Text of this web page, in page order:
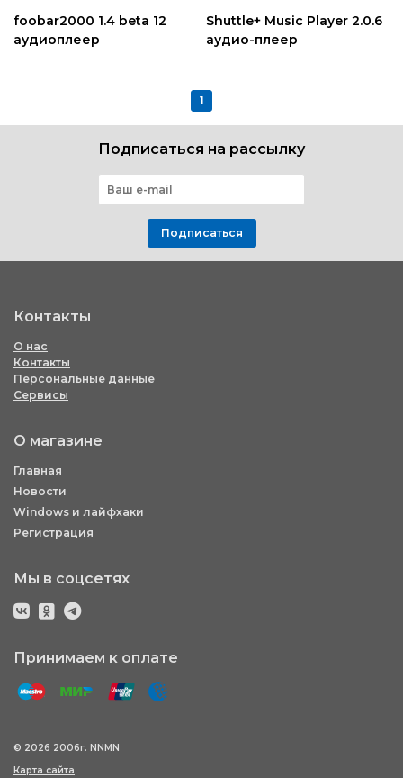
foobar2000 1.4 beta 12
аудиоплеер
Shuttle+ Music Player 2.0.6
аудио-плеер
1
Подписаться на рассылку
Подписаться
Контакты
О нас
Контакты
Персональные данные
Сервисы
О магазине
Главная
Новости
Windows и лайфхаки
Регистрация
Мы в соцсетях
Принимаем к оплате
© 2026 2006г. NNMN
Карта сайта